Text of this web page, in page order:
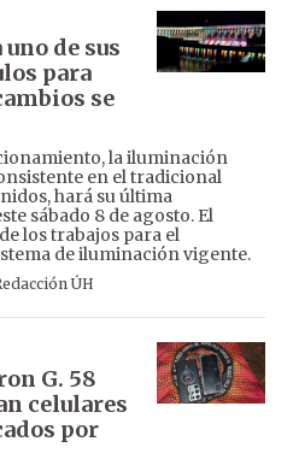
de sus
para
se
la iluminación
en el tradicional
hará su última
sábado 8 de agosto. El
los trabajos para el
de iluminación vigente.
ÚH
G. 58
celulares
por